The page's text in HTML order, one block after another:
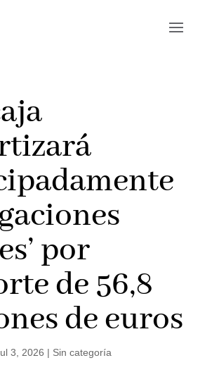
por
de 56,8
de euros
3, 2026 | Sin categoría